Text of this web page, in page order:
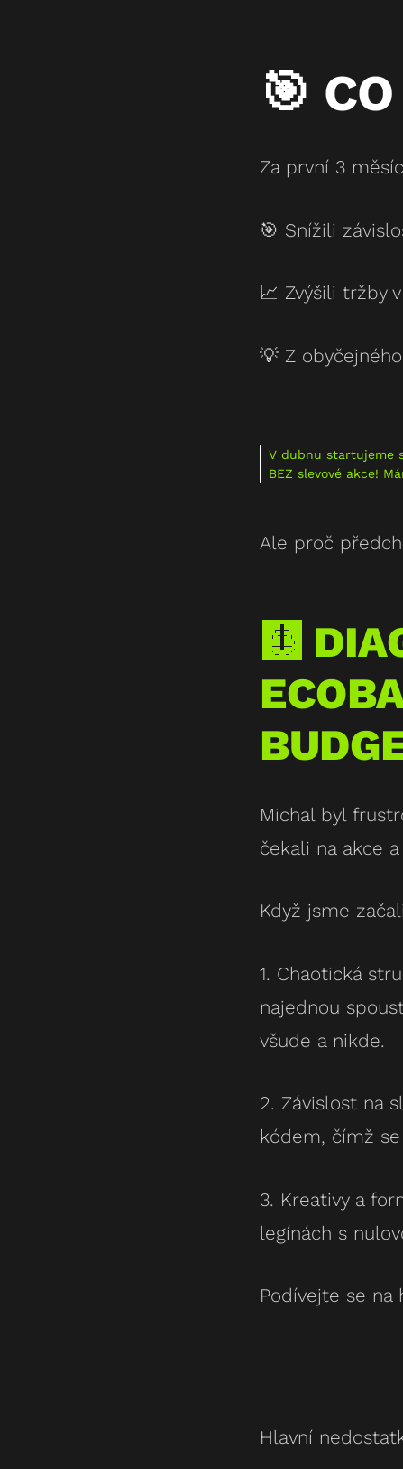
🎯
Za první 3
🎯 Snížili
📈 Zvýšili tržby
💡 Z
V dubnu startujeme
BEZ slevové akce!
Ale proč
🩻
Michal byl
čekali na akce
Když jsme
1. Chaotická
najednou
všude a nikde.
2. Závislost na
kódem, čímž
3. Kreativy a
legínách s
Podívejte se
Hlavní